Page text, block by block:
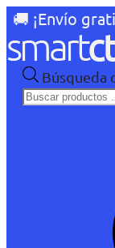
🚚 ¡Envío
Búsqueda